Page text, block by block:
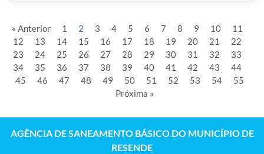
« Anterior 1 2 3 4 5 6 7 8 9 10
11
12
13 14 15 16 17 18 19 20 21
22
23
24 25 26 27 28 29 30 31 32
33
34
35 36 37 38 39 40 41 42 43
44
45
46 47 48 49 50 51 52 53 54
55
Próxima »
AGÊNCIA DE SANEAMENTO BÁSICO DO MUNICÍPIO DE
RESENDE